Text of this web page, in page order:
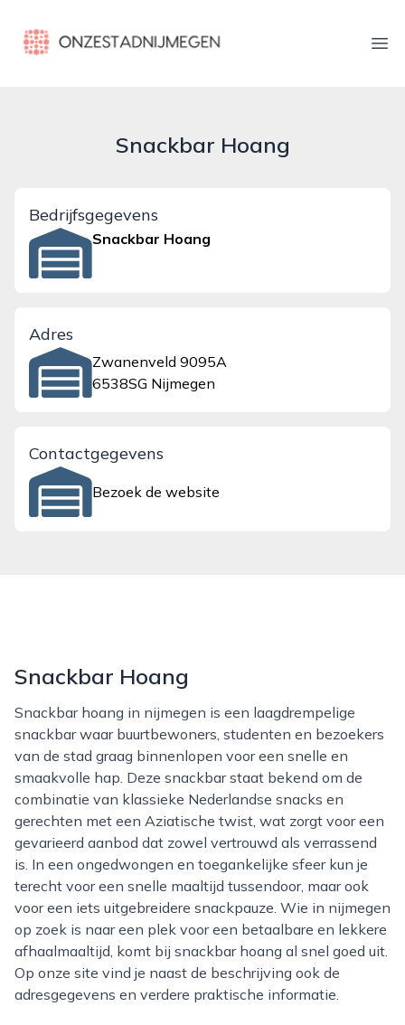
onzestadnijmegen.nl
Snackbar Hoang
Bedrijfsgegevens
Snackbar Hoang
Adres
Zwanenveld 9095A
6538SG Nijmegen
Contactgegevens
Bezoek de website
Snackbar Hoang
Snackbar hoang in nijmegen is een laagdrempelige
snackbar waar buurtbewoners, studenten en bezoekers
van de stad graag binnenlopen voor een snelle en
smaakvolle hap. Deze snackbar staat bekend om de
combinatie van klassieke Nederlandse snacks en
gerechten met een Aziatische twist, wat zorgt voor een
gevarieerd aanbod dat zowel vertrouwd als verrassend
is. In een ongedwongen en toegankelijke sfeer kun je
terecht voor een snelle maaltijd tussendoor, maar ook
voor een iets uitgebreidere snackpauze. Wie in nijmegen
op zoek is naar een plek voor een betaalbare en lekkere
afhaalmaaltijd, komt bij snackbar hoang al snel goed uit.
Op onze site vind je naast de beschrijving ook de
adresgegevens en verdere praktische informatie.